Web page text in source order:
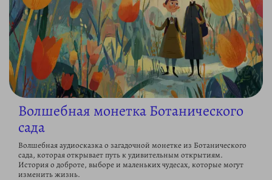
Волшебная монетка Ботанического
сада
Волшебная аудиосказка о загадочной монетке из Ботанического
сада, которая открывает путь к удивительным открытиям.
История о доброте, выборе и маленьких чудесах, которые могут
изменить жизнь.